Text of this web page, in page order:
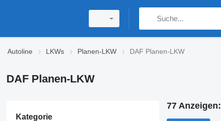
Autoline LKWs Planen-LKW DAF Planen-LKW
DAF Planen-LKW
Kategorie
77 Anzeigen: